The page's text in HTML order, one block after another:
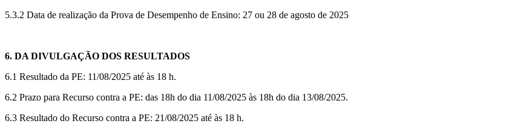
5.3.2 Data de realização da Prova de Desempenho de Ensino: 27 ou 28 de agosto de 2025
6. DA DIVULGAÇÃO DOS RESULTADOS
6.1 Resultado da PE: 11/08/2025 até às 18 h.
6.2 Prazo para Recurso contra a PE: das 18h do dia 11/08/2025 às 18h do dia 13/08/2025.
6.3 Resultado do Recurso contra a PE: 21/08/2025 até às 18 h.